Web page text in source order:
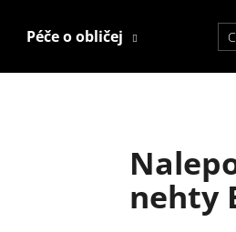
Péče o obličej Péče o
nehty